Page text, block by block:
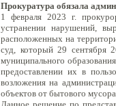
Прокуратура обязала
1 февраля 2023 г.
устранении нарушений,
расположенных на
суд, который 29 сентября
муниципального
предоставлении их в
возложения на
объектов от бытового